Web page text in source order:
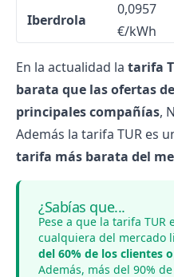
Iberdrola
0,0957
€/kWh
En la actualidad la tarifa
barata que las ofertas
principales compañías,
Además la tarifa TUR es
tarifa más barata del
¿Sabías que...
Pese a que la tarifa TUR
cualquiera del mercado
del 60% de los clientes
Además, más del 90%